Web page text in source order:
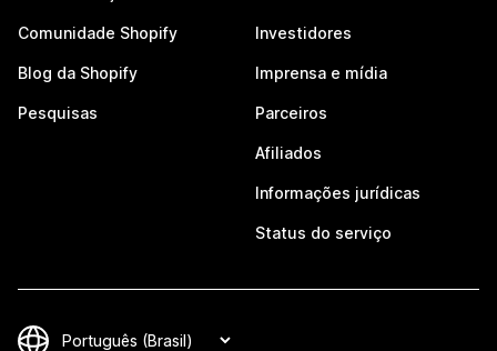
Comunidade Shopify
Blog da Shopify
Pesquisas
Investidores
Imprensa e mídia
Parceiros
Afiliados
Informações jurídicas
Status do serviço